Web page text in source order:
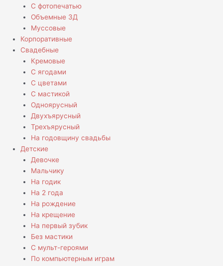
С фотопечатью
Объемные 3Д
Муссовые
Корпоративные
Свадебные
Кремовые
С ягодами
С цветами
С мастикой
Одноярусный
Двухъярусный
Трехъярусный
На годовщину свадьбы
Детские
Девочке
Мальчику
На годик
На 2 года
На рождение
На крещение
На первый зубик
Без мастики
С мульт-героями
По компьютерным играм